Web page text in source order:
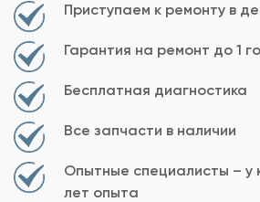
Приступаем к ремонту в
Гарантия на ремонт до 1
Бесплатная диагностика
Все запчасти в наличии
Опытные специалисты – у
лет опыта